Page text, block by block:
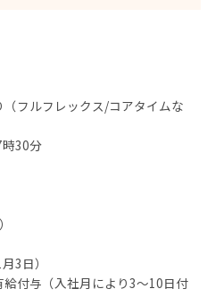
フルフレックス/コアタイムな
時30分
3日）
給付与（入社月により3～10日付